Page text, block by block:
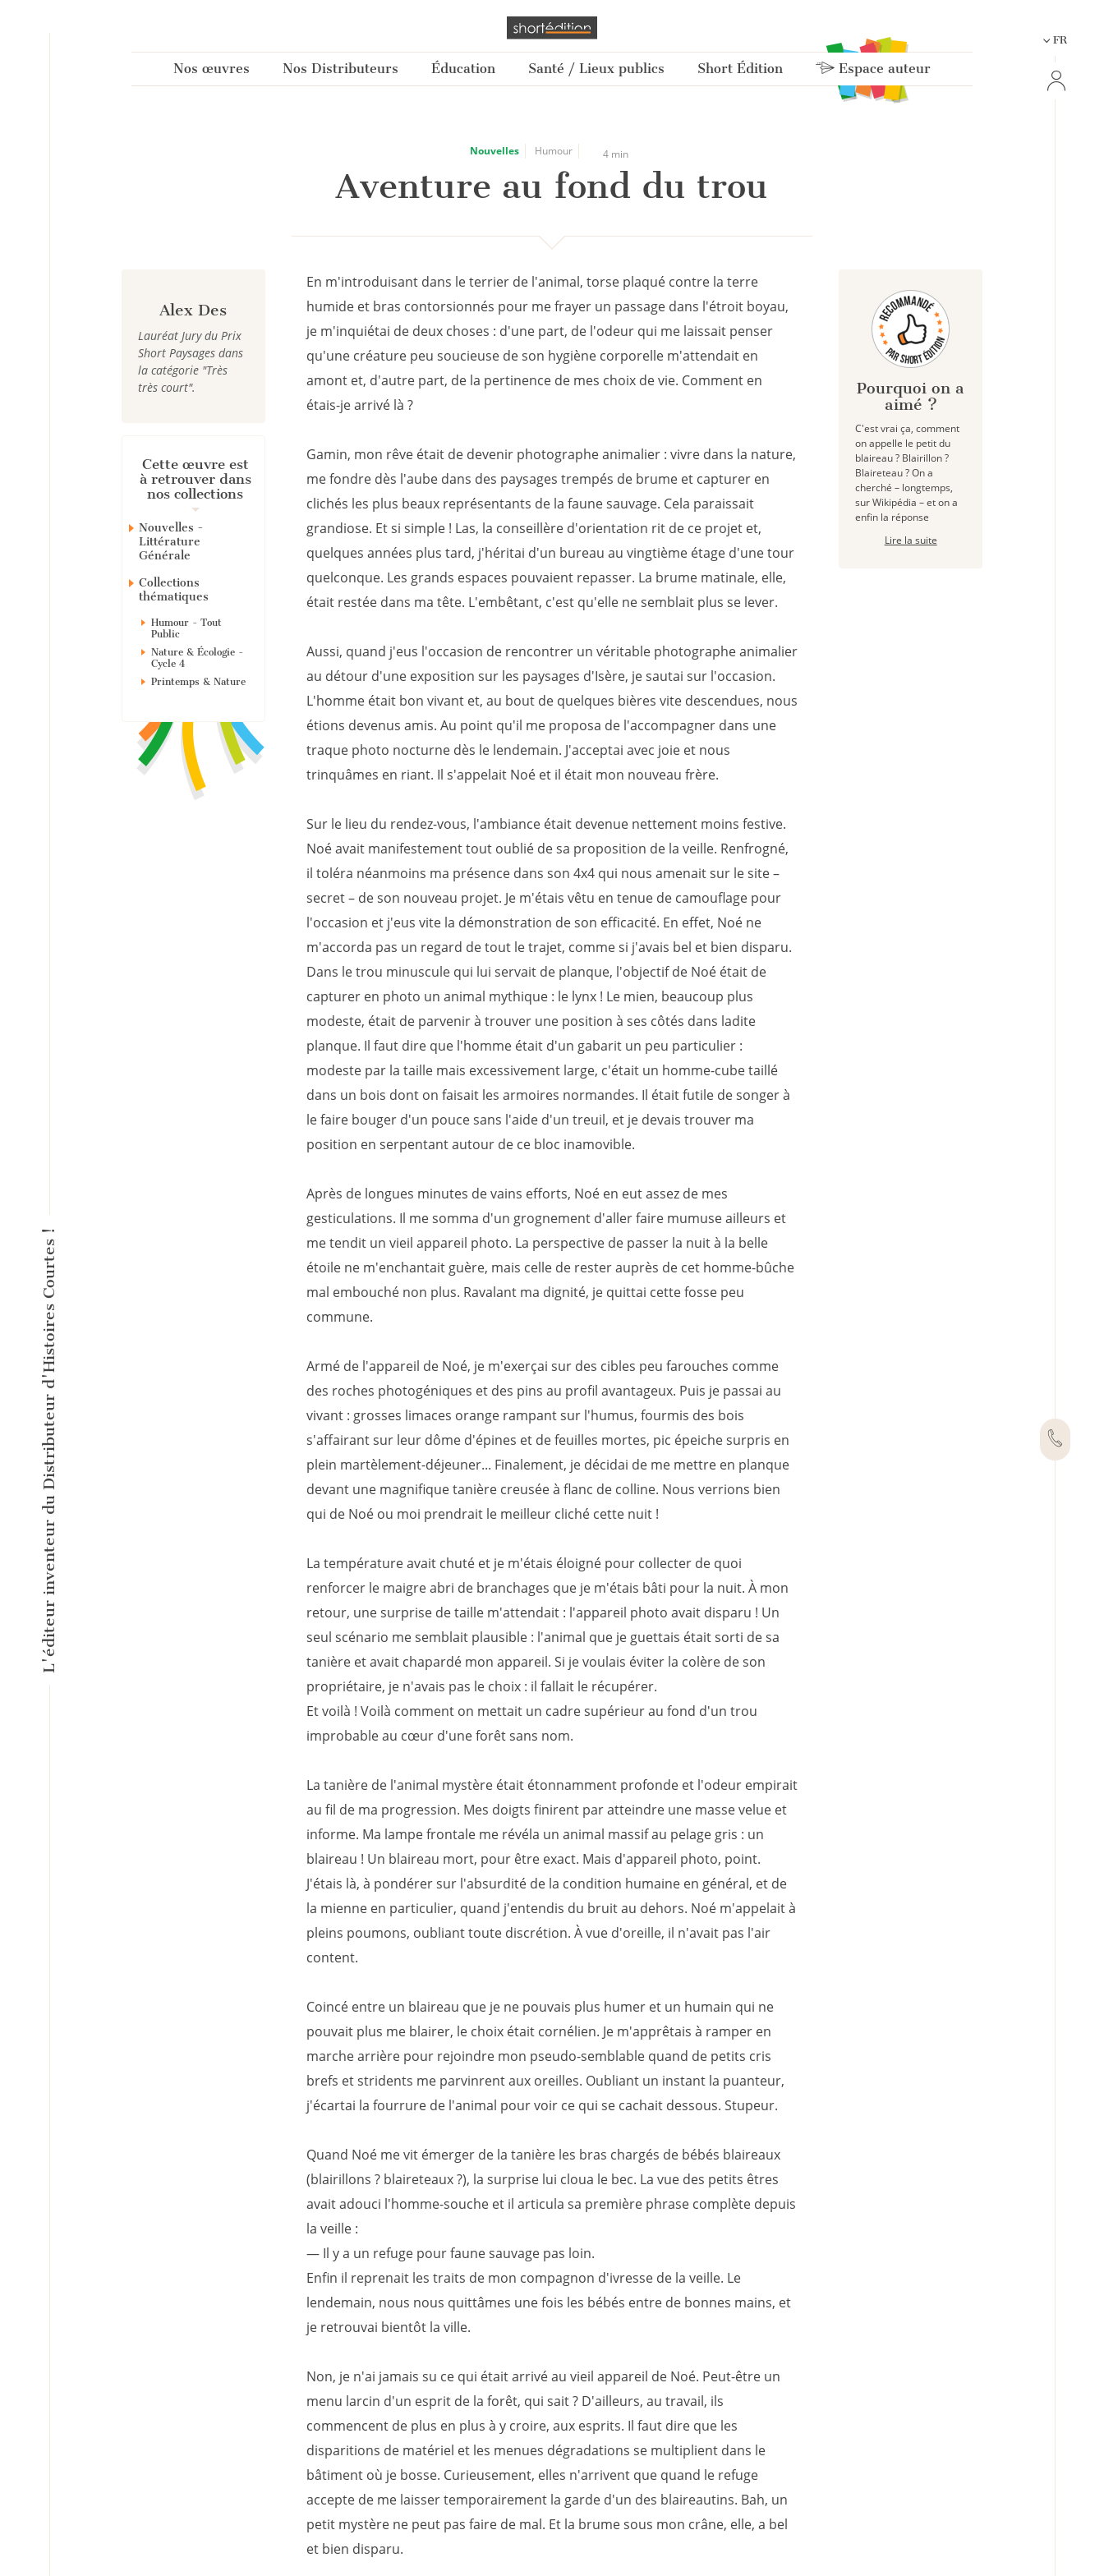
L'éditeur inventeur du Distributeur d'Histoires Courtes !
Nos œuvres Nos Distributeurs Éducation Santé / Lieux publics Short Édition Espace auteur
FR
Nouvelles Humour 4 min
Aventure au fond du trou
Alex Des
Lauréat Jury du Prix
Short Paysages dans
la catégorie "Très
très court".
Cette œuvre est
à retrouver dans
nos collections
Nouvelles -
Littérature
Générale
Collections
thématiques
Humour - Tout
Public
Nature & Écologie -
Cycle 4
Printemps & Nature
En m'introduisant dans le terrier de l'animal, torse plaqué contre la terre
humide et bras contorsionnés pour me frayer un passage dans l'étroit boyau,
je m'inquiétai de deux choses : d'une part, de l'odeur qui me laissait penser
qu'une créature peu soucieuse de son hygiène corporelle m'attendait en
amont et, d'autre part, de la pertinence de mes choix de vie. Comment en
étais-je arrivé là ?
Gamin, mon rêve était de devenir photographe animalier : vivre dans la nature,
me fondre dès l'aube dans des paysages trempés de brume et capturer en
clichés les plus beaux représentants de la faune sauvage. Cela paraissait
grandiose. Et si simple ! Las, la conseillère d'orientation rit de ce projet et,
quelques années plus tard, j'héritai d'un bureau au vingtième étage d'une tour
quelconque. Les grands espaces pouvaient repasser. La brume matinale, elle,
était restée dans ma tête. L'embêtant, c'est qu'elle ne semblait plus se lever.
Aussi, quand j'eus l'occasion de rencontrer un véritable photographe animalier
au détour d'une exposition sur les paysages d'Isère, je sautai sur l'occasion.
L'homme était bon vivant et, au bout de quelques bières vite descendues, nous
étions devenus amis. Au point qu'il me proposa de l'accompagner dans une
traque photo nocturne dès le lendemain. J'acceptai avec joie et nous
trinquâmes en riant. Il s'appelait Noé et il était mon nouveau frère.
Sur le lieu du rendez-vous, l'ambiance était devenue nettement moins festive.
Noé avait manifestement tout oublié de sa proposition de la veille. Renfrogné,
il toléra néanmoins ma présence dans son 4x4 qui nous amenait sur le site –
secret – de son nouveau projet. Je m'étais vêtu en tenue de camouflage pour
l'occasion et j'eus vite la démonstration de son efficacité. En effet, Noé ne
m'accorda pas un regard de tout le trajet, comme si j'avais bel et bien disparu.
Dans le trou minuscule qui lui servait de planque, l'objectif de Noé était de
capturer en photo un animal mythique : le lynx ! Le mien, beaucoup plus
modeste, était de parvenir à trouver une position à ses côtés dans ladite
planque. Il faut dire que l'homme était d'un gabarit un peu particulier :
modeste par la taille mais excessivement large, c'était un homme-cube taillé
dans un bois dont on faisait les armoires normandes. Il était futile de songer à
le faire bouger d'un pouce sans l'aide d'un treuil, et je devais trouver ma
position en serpentant autour de ce bloc inamovible.
Après de longues minutes de vains efforts, Noé en eut assez de mes
gesticulations. Il me somma d'un grognement d'aller faire mumuse ailleurs et
me tendit un vieil appareil photo. La perspective de passer la nuit à la belle
étoile ne m'enchantait guère, mais celle de rester auprès de cet homme-bûche
mal embouché non plus. Ravalant ma dignité, je quittai cette fosse peu
commune.
Armé de l'appareil de Noé, je m'exerçai sur des cibles peu farouches comme
des roches photogéniques et des pins au profil avantageux. Puis je passai au
vivant : grosses limaces orange rampant sur l'humus, fourmis des bois
s'affairant sur leur dôme d'épines et de feuilles mortes, pic épeiche surpris en
plein martèlement-déjeuner... Finalement, je décidai de me mettre en planque
devant une magnifique tanière creusée à flanc de colline. Nous verrions bien
qui de Noé ou moi prendrait le meilleur cliché cette nuit !
La température avait chuté et je m'étais éloigné pour collecter de quoi
renforcer le maigre abri de branchages que je m'étais bâti pour la nuit. À mon
retour, une surprise de taille m'attendait : l'appareil photo avait disparu ! Un
seul scénario me semblait plausible : l'animal que je guettais était sorti de sa
tanière et avait chapardé mon appareil. Si je voulais éviter la colère de son
propriétaire, je n'avais pas le choix : il fallait le récupérer.
Et voilà ! Voilà comment on mettait un cadre supérieur au fond d'un trou
improbable au cœur d'une forêt sans nom.
La tanière de l'animal mystère était étonnamment profonde et l'odeur empirait
au fil de ma progression. Mes doigts finirent par atteindre une masse velue et
informe. Ma lampe frontale me révéla un animal massif au pelage gris : un
blaireau ! Un blaireau mort, pour être exact. Mais d'appareil photo, point.
J'étais là, à pondérer sur l'absurdité de la condition humaine en général, et de
la mienne en particulier, quand j'entendis du bruit au dehors. Noé m'appelait à
pleins poumons, oubliant toute discrétion. À vue d'oreille, il n'avait pas l'air
content.
Coincé entre un blaireau que je ne pouvais plus humer et un humain qui ne
pouvait plus me blairer, le choix était cornélien. Je m'apprêtais à ramper en
marche arrière pour rejoindre mon pseudo-semblable quand de petits cris
brefs et stridents me parvinrent aux oreilles. Oubliant un instant la puanteur,
j'écartai la fourrure de l'animal pour voir ce qui se cachait dessous. Stupeur.
Quand Noé me vit émerger de la tanière les bras chargés de bébés blaireaux
(blairillons ? blaireteaux ?), la surprise lui cloua le bec. La vue des petits êtres
avait adouci l'homme-souche et il articula sa première phrase complète depuis
la veille :
— Il y a un refuge pour faune sauvage pas loin.
Enfin il reprenait les traits de mon compagnon d'ivresse de la veille. Le
lendemain, nous nous quittâmes une fois les bébés entre de bonnes mains, et
je retrouvai bientôt la ville.
Non, je n'ai jamais su ce qui était arrivé au vieil appareil de Noé. Peut-être un
menu larcin d'un esprit de la forêt, qui sait ? D'ailleurs, au travail, ils
commencent de plus en plus à y croire, aux esprits. Il faut dire que les
disparitions de matériel et les menues dégradations se multiplient dans le
bâtiment où je bosse. Curieusement, elles n'arrivent que quand le refuge
accepte de me laisser temporairement la garde d'un des blaireautins. Bah, un
petit mystère ne peut pas faire de mal. Et la brume sous mon crâne, elle, a bel
et bien disparu.
Pourquoi on a
aimé ?
C'est vrai ça, comment
on appelle le petit du
blaireau ? Blairillon ?
Blaireteau ? On a
cherché – longtemps,
sur Wikipédia – et on a
enfin la réponse
Lire la suite